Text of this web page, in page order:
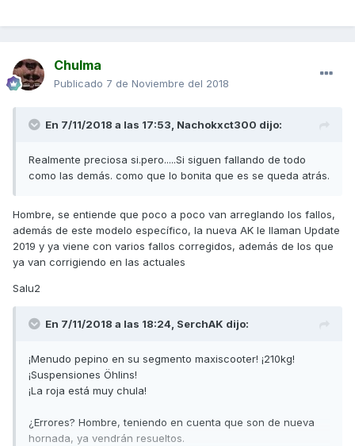
Chulma
Publicado 7 de Noviembre del 2018
En 7/11/2018 a las 17:53, Nachokxct300 dijo:
Realmente preciosa si.pero.....Si siguen fallando de todo
como las demás. como que lo bonita que es se queda atrás.
Hombre, se entiende que poco a poco van arreglando los fallos,
además de este modelo específico, la nueva AK le llaman Update
2019 y ya viene con varios fallos corregidos, además de los que
ya van corrigiendo en las actuales
Salu2
En 7/11/2018 a las 18:24, SerchAK dijo:
¡Menudo pepino en su segmento maxiscooter! ¡210kg!
¡Suspensiones Öhlins!
¡La roja está muy chula!
¿Errores? Hombre, teniendo en cuenta que son de nueva
hornada, ya vendrán resueltos.